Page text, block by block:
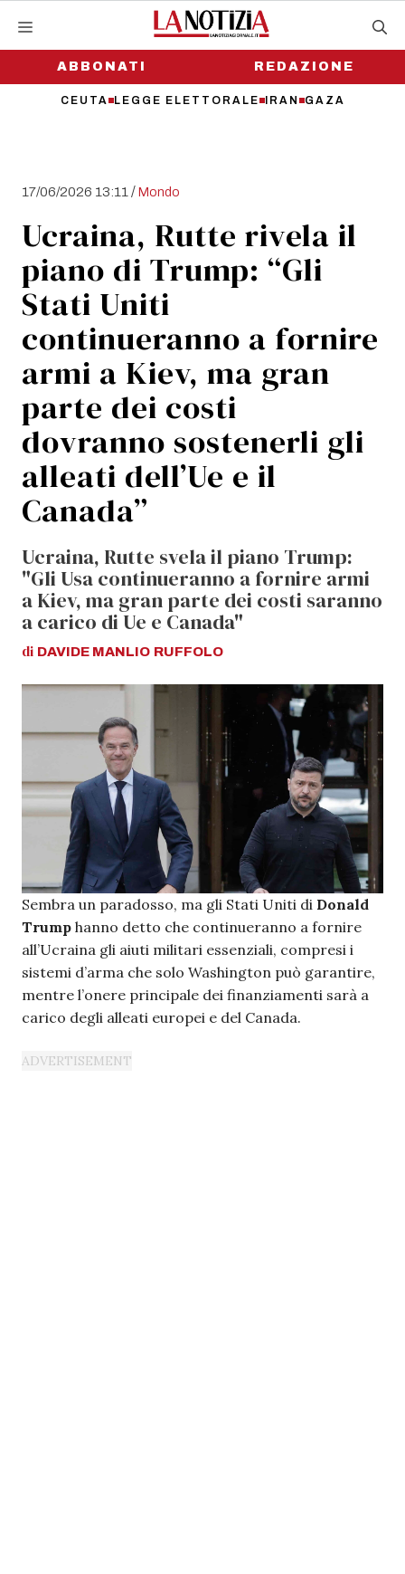
contenutoABBONATI
CEUTA LEGGE ELETTORALE IRAN GAZA
REDAZIONE
17/06/2026 13:11 /Mondo
Ucraina, Rutte rivela il
piano di Trump: “Gli
Stati Uniti
continueranno a fornire
armi a Kiev, ma gran
parte dei costi
dovranno sostenerli gli
alleati dell’Ue e il
Canada”
Ucraina, Rutte svela il piano Trump:
"Gli Usa continueranno a fornire armi
a Kiev, ma gran parte dei costi saranno
a carico di Ue e Canada"
di DAVIDE MANLIO RUFFOLO
Sembra un paradosso, ma gli Stati Uniti di Donald
Trump hanno detto che continueranno a fornire
all’Ucraina gli aiuti militari essenziali, compresi i
sistemi d’arma che solo Washington può garantire,
mentre l’onere principale dei finanziamenti sarà a
carico degli alleati europei e del Canada.